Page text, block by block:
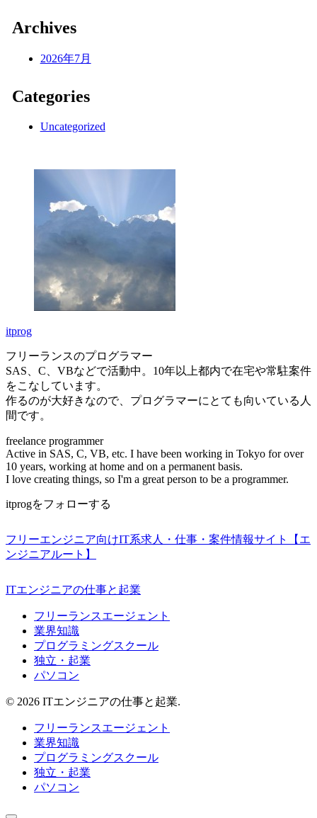
Archives
2026年7月
Categories
Uncategorized
itprog
フリーランスのプログラマー
SAS、C、VBなどで活動中。10年以上都内で在宅や常駐案件
をこなしています。
作るのが大好きなので、プログラマーにとても向いている人
間です。
freelance programmer
Active in SAS, C, VB, etc. I have been working in Tokyo for over
10 years, working at home and on a permanent basis.
I love creating things, so I'm a great person to be a programmer.
itprogをフォローする
フリーエンジニア向けIT系求人・仕事・案件情報サイト【エ
ンジニアルート】
ITエンジニアの仕事と起業
フリーランスエージェント
業界知識
プログラミングスクール
独立・起業
パソコン
© 2026 ITエンジニアの仕事と起業.
フリーランスエージェント
業界知識
プログラミングスクール
独立・起業
パソコン